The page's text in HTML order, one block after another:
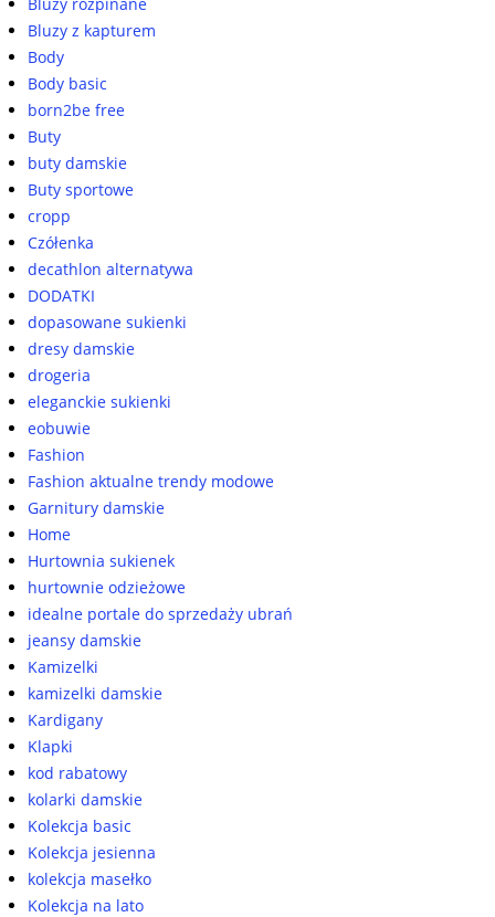
Bluzy z kapturem
Body
Body basic
born2be free
Buty
buty damskie
Buty sportowe
cropp
Czółenka
decathlon alternatywa
DODATKI
dopasowane sukienki
dresy damskie
drogeria
eleganckie sukienki
eobuwie
Fashion
Fashion aktualne trendy modowe
Garnitury damskie
Home
Hurtownia sukienek
hurtownie odzieżowe
idealne portale do sprzedaży ubrań
jeansy damskie
Kamizelki
kamizelki damskie
Kardigany
Klapki
kod rabatowy
kolarki damskie
Kolekcja basic
Kolekcja jesienna
kolekcja masełko
Kolekcja na lato